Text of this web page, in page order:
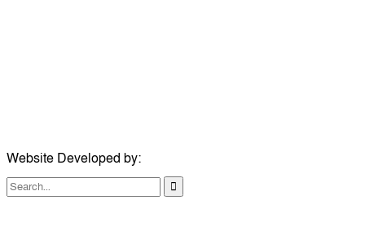
Website Developed by: